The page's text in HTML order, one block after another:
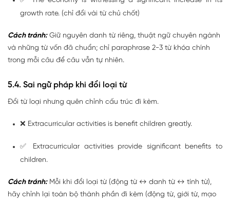
growth rate. (chỉ đổi vài từ chủ chốt)
Cách tránh:Giữ nguyên danh từ riêng, thuật ngữ chuyên ngành
và những từ vốn đã chuẩn; chỉ paraphrase 2-3 từ khóa chính
trong mỗi câu để câu vẫn tự nhiên.
5.4. Sai ngữ pháp khi đổi loại từ
Đổi từ loại nhưng quên chỉnh cấu trúc đi kèm.
❌ Extracurricular activities is benefit children greatly.
✅
Extracurricular activities provide significant benefits to
children.
Cách tránh:Mỗi khi đổi loại từ (động từ ↔ danh từ ↔ tính từ),
hãy chỉnh lại toàn bộ thành phần đi kèm (động từ, giới từ, mạo